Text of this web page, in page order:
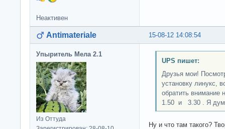
Неактивен
15-08-12 14:08:54
Antimateriale
Упыритель Мела 2.1
Из Оттуда
UPS пишет:
Друзья мои!
установку линукс,
обратить внимание
1.50 и 3.30 . Я
Ну и что там такого?